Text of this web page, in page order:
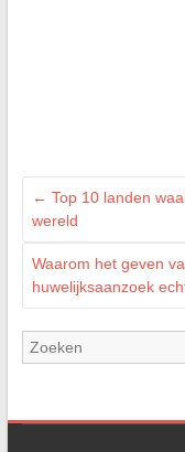
← Top 10 landen
wereld
Waarom het geven
huwelijksaanzoek